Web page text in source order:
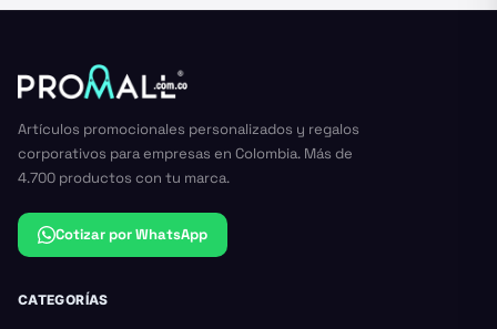
Artículos promocionales personalizados y regalos
corporativos para empresas en Colombia. Más de
4.700 productos con tu marca.
Cotizar por WhatsApp
CATEGORÍAS